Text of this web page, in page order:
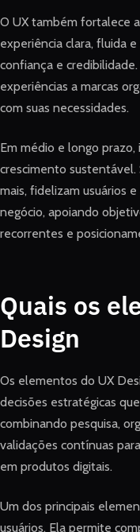
O UX também fortalece
experiência clara, fluida
confiança e
experiências a marcas
com suas necessidades.
Em médio e longo
crescimento
mais, fidelizam usuários
negócio, apoiando
recorrentes e
Quais os
Design
Os elementos do UX
decisões estratégicas
combinando pesquisa,
validações contínuas
em produtos digitais.
Um dos principais
usuários. Ela permite